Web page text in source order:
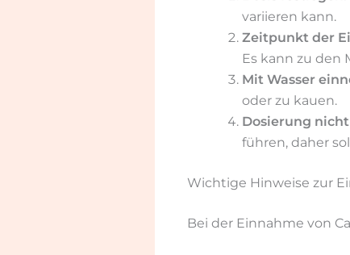
variieren kann.
Zeitpunkt der
Es kann zu den
Mit Wasser
oder zu kauen.
Dosierung
führen, daher
Wichtige Hinweise zur
Bei der Einnahme von